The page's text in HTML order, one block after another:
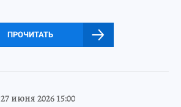
ПРОЧИТАТЬ
27 июня 2026 15:00